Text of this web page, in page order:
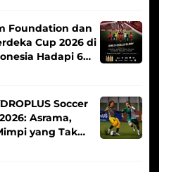
Foundation dan
Cup 2026 di
Hadapi 6
Soccer
Asrama,
yang Tak